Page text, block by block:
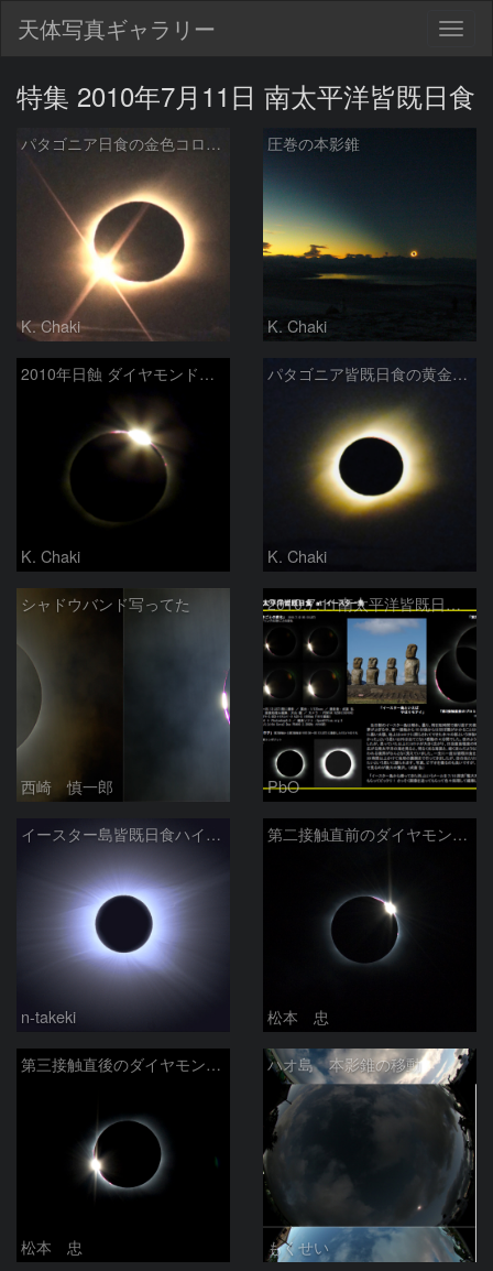
天体写真ギャラリー
特集 2010年7月11日 南太平洋皆既日食
パタゴニア日食の金色コロナと第3接触
K. Chaki
圧巻の本影錐
K. Chaki
2010年日蝕 ダイヤモンドリング
K. Chaki
パタゴニア皆既日食の黄金コロナ
K. Chaki
シャドウバンド写ってた
西崎 慎一郎
2010.7.11南太平洋皆既日食 at イースター島
PbO
イースター島皆既日食ハイライト
n-takeki
第二接触直前のダイヤモンドリング
松本 忠
第三接触直後のダイヤモンドリング
松本 忠
ハオ島 本影錐の移動
もくせい